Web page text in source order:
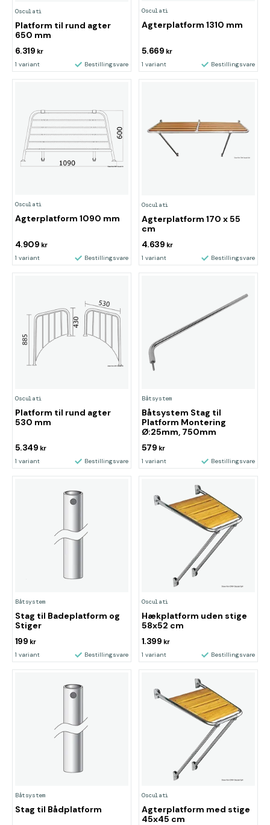
Osculati
Platform til rund agter
650 mm
6.319 kr
1 variant Bestillingsvare
Osculati
Agterplatform 1310 mm
5.669 kr
1 variant Bestillingsvare
Osculati
Agterplatform 1090 mm
4.909 kr
1 variant Bestillingsvare
Osculati
Agterplatform 170 x 55
cm
4.639 kr
1 variant Bestillingsvare
Osculati
Platform til rund agter
530 mm
5.349 kr
1 variant Bestillingsvare
Båtsystem
Båtsystem Stag til
Platform Montering
Ø:25mm, 750mm
579 kr
1 variant Bestillingsvare
Båtsystem
Stag til Badeplatform og
Stiger
199 kr
1 variant Bestillingsvare
Osculati
Hækplatform uden stige
58x52 cm
1.399 kr
1 variant Bestillingsvare
Båtsystem
Stag til Bådplatform
Osculati
Agterplatform med stige
45x45 cm